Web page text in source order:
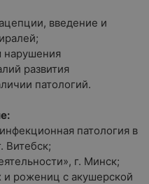
введение и
нарушения
развития
патологий.
патология в
Витебск;
г. Минск;
рожениц с акушерской